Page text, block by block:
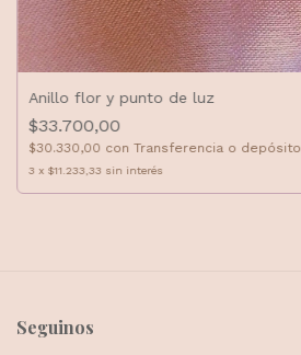
Anillo flor y punto de luz
$33.700,00
$30.330,00 con Transferencia o depósito
3 x $11.233,33 sin interés
Seguinos